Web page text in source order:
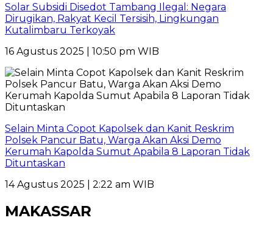
Solar Subsidi Disedot Tambang Ilegal: Negara
Dirugikan, Rakyat Kecil Tersisih, Lingkungan
Kutalimbaru Terkoyak
16 Agustus 2025 | 10:50 pm WIB
Selain Minta Copot Kapolsek dan Kanit Reskrim
Polsek Pancur Batu, Warga Akan Aksi Demo
Kerumah Kapolda Sumut Apabila 8 Laporan Tidak
Dituntaskan
14 Agustus 2025 | 2:22 am WIB
MAKASSAR